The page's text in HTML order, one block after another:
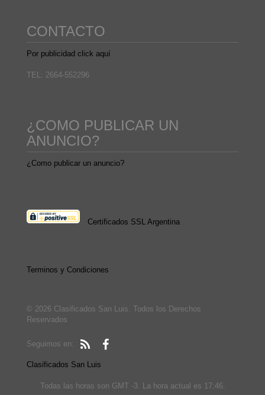
CONTACTO
Por publicidad click aquí
TEL: 2664-552296
¿COMO PUBLICAR UN
ANUNCIO?
¿Como publicar un anuncio?
Certificados SSL Argentina
Terminos y Condiciones
© 2026 Clasificados San Luis. Todos los Derechos
Reservados
Seguimos en:
Clasificados San Luis
Todas las horas son GMT -3. La hora actual es 17:46.